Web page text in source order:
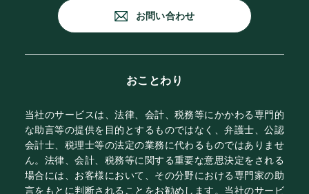
お問い合わせ
おことわり
当社のサービスは、法律、会計、税務等にかかわる専門的
な助言等の提供を目的とするものではなく、弁護士、公認
会計士、税理士等の法定の業務に代わるものではありませ
ん。法律、会計、税務等に関する重要な意思決定をされる
場合には、お客様において、その分野における専門家の助
言をもとに判断されることをお勧めします。当社のサービ